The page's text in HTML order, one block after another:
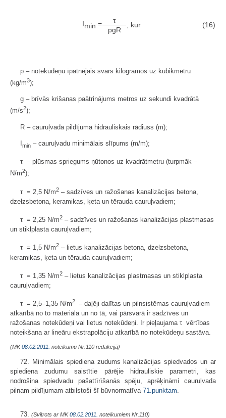
Imin = τ
, kur (16)
pgR
p – notekūdeņu īpatnējais svars kilogramos uz kubikmetru
(kg/m3);
g – brīvās krišanas paātrinājums metros uz sekundi kvadrātā
(m/s2);
R – cauruļvada pildījuma hidrauliskais rādiuss (m);
Imin – cauruļvadu minimālais slīpums (m/m);
τ – plūsmas spriegums ņūtonos uz kvadrātmetru (turpmāk –
N/m2);
τ = 2,5 N/m2 – sadzīves un ražošanas kanalizācijas betona,
dzelzsbetona, keramikas, ķeta un tērauda cauruļvadiem;
τ = 2,25 N/m2 – sadzīves un ražošanas kanalizācijas plastmasas
un stiklplasta cauruļvadiem;
τ = 1,5 N/m2 – lietus kanalizācijas betona, dzelzsbetona,
keramikas, ķeta un tērauda cauruļvadiem;
τ = 1,35 N/m2 – lietus kanalizācijas plastmasas un stiklplasta
cauruļvadiem;
τ = 2,5–1,35 N/m2 – daļēji dalītas un pilnsistēmas cauruļvadiem
atkarībā no to materiāla un no tā, vai pārsvarā ir sadzīves un
ražošanas notekūdeņi vai lietus notekūdeņi. Ir pieļaujama τ vērtības
noteikšana ar lineāru ekstrapolāciju atkarībā no notekūdeņu sastāva.
(MK08.02.2011. noteikumu Nr.110 redakcijā)
72. Minimālais spiediena zudums kanalizācijas spiedvados un ar
spiediena zudumu saistītie pārējie hidrauliskie parametri, kas
nodrošina spiedvadu pašattīrīšanās spēju, aprēķināmi cauruļvada
pilnam pildījumam atbilstoši šī būvnormatīva 71.punktam.
73. (Svītrots ar MK08.02.2011. noteikumiem Nr.110)